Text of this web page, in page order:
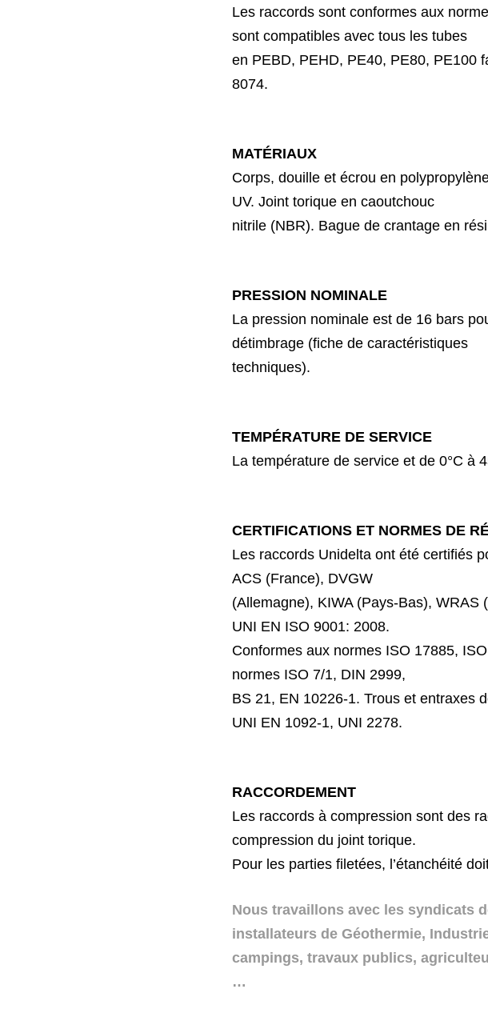
Les raccords sont conformes aux
sont compatibles avec tous les tubes
en PEBD, PEHD, PE40, PE80, PE100
8074.
MATÉRIAUX
Corps, douille et écrou en
UV. Joint torique en caoutchouc
nitrile (NBR). Bague de crantage en
PRESSION NOMINALE
La pression nominale est de 16 bars
détimbrage (fiche de caractéristiques
techniques).
TEMPÉRATURE DE SERVICE
La température de service et de 0°C à
CERTIFICATIONS ET NORMES DE
Les raccords Unidelta ont été certifiés
ACS (France), DVGW
(Allemagne), KIWA (Pays-Bas), WRAS
UNI EN ISO 9001: 2008.
Conformes aux normes ISO 17885,
normes ISO 7/1, DIN 2999,
BS 21, EN 10226-1. Trous et entraxes
UNI EN 1092-1, UNI 2278.
RACCORDEMENT
Les raccords à compression sont des
compression du joint torique.
Pour les parties filetées, l’étanchéité
Nous travaillons avec les syndicats
installateurs deGéothermie,
campings, travaux publics,
…